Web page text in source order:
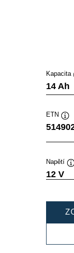
Kapacita
14 Ah
ETN
Napětí
12 V